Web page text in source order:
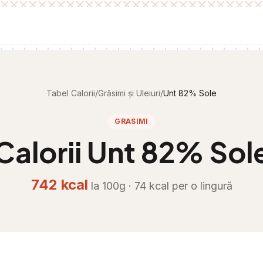
Tabel Calorii/Grăsimi și Uleiuri/Unt 82% Sole
GRASIMI
Unt 82%
742 kcal la 100g · 74kcal per o lingură